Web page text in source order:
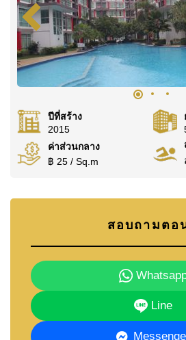
@cornerstonepattaya
ปีที่สร้าง
2015
ค่าส่วนกลาง
฿ 25 / Sq.m
สอบถามตอ
Line